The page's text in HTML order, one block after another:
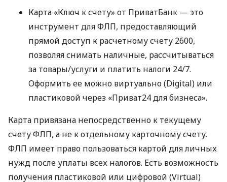
Карта «Ключ к счету» от ПриватБанк — это
инструмент для ФЛП, предоставляющий
прямой доступ к расчетному счету 2600,
позволяя снимать наличные, рассчитываться
за товары/услуги и платить налоги 24/7.
Оформить ее можно виртуально (Digital) или
пластиковой через «Приват24 для бизнеса».
Карта привязана непосредственно к текущему
счету ФЛП, а не к отдельному карточному счету.
ФЛП имеет право пользоваться картой для личных
нужд после уплаты всех налогов. Есть возможность
получения пластиковой или цифровой (Virtual)